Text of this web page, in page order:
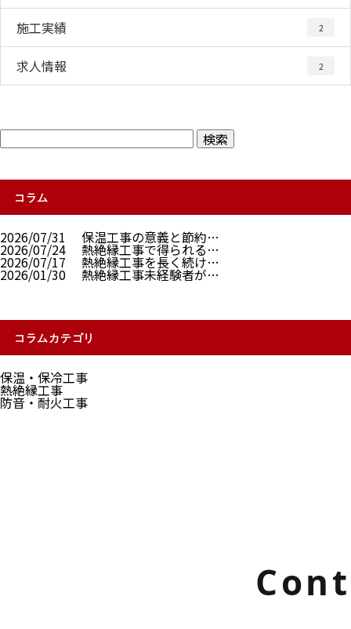
施工実績 2
求人情報 2
コラム
2026/07/31 保温工事の意義と節約…
2026/07/24 熱絶縁工事で得られる…
2026/07/17 熱絶縁工事を長く続け…
2026/01/30 熱絶縁工事未経験者が…
コラムカテゴリ
保温・保冷工事
熱絶縁工事
防音・耐火工事